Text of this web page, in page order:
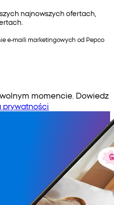
najnowszych ofertach,
e-maili marketingowych od Pepco
momencie. Dowiedz
prywatności